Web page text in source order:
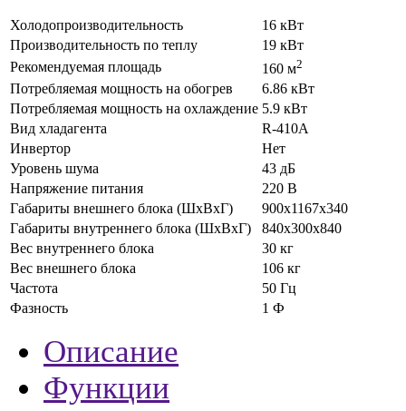
Холодопроизводительность
16 кВт
Производительность по теплу
19 кВт
Рекомендуемая площадь
160 м2
Потребляемая мощность на обогрев
6.86 кВт
Потребляемая мощность на охлаждение 5.9 кВт
Вид хладагента
R-410A
Инвертор
Нет
Уровень шума
43 дБ
Напряжение питания
220 В
Габариты внешнего блока (ШхВхГ)
900х1167х340
Габариты внутреннего блока (ШхВхГ)
840х300х840
Вес внутреннего блока
30 кг
Вес внешнего блока
106 кг
Частота
50 Гц
Фазность
1 Ф
Описание
Функции